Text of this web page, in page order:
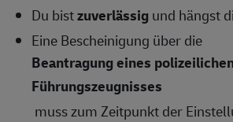
Du bistzuverlässigund hängst
Eine Bescheinigung über die
Beantragung eines
Führungszeugnisses
muss zum Zeitpunkt der